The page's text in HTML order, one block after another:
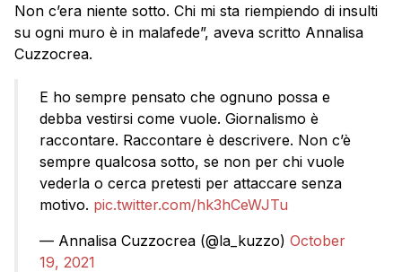
Non c’era niente sotto. Chi mi sta riempiendo di insulti
su ogni muro è in malafede”, aveva scritto Annalisa
Cuzzocrea.
E ho sempre pensato che ognuno possa e
debba vestirsi come vuole. Giornalismo è
raccontare. Raccontare è descrivere. Non c’è
sempre qualcosa sotto, se non per chi vuole
vederla o cerca pretesti per attaccare senza
motivo. pic.twitter.com/hk3hCeWJTu
— Annalisa Cuzzocrea (@la_kuzzo) October
19, 2021